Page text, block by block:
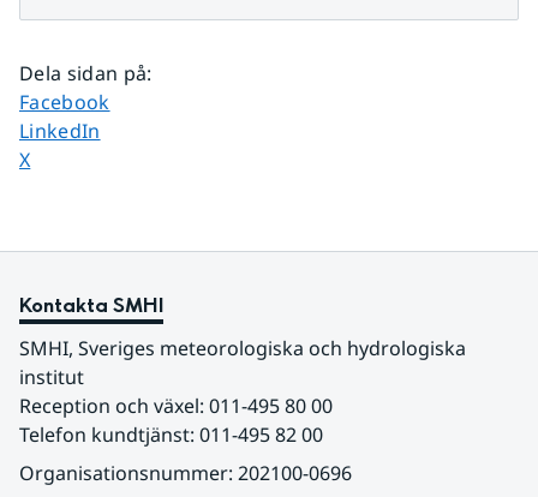
Dela sidan på:
Dela sidan på
Facebook
Dela sidan på
LinkedIn
Dela sidan på
X
Kontakta SMHI
SMHI, Sveriges meteorologiska och hydrologiska
institut
Reception och växel: 011-495 80 00
Telefon kundtjänst: 011-495 82 00
Organisationsnummer: 202100-0696